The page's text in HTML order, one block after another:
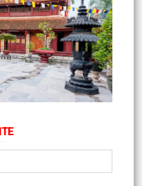
bố danh mục thủ tục
lĩnh vực Y, Dược cổ
bố danh mục thủ tục
bố danh mục thủ tục
bổ sung và bị bãi bỏ